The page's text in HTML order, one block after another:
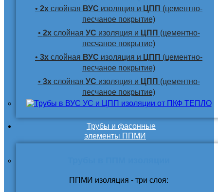
• 2х слойная ВУС изоляция и ЦПП (цементно-
песчаное покрытие)
• 2хслойная УС изоляция и ЦПП (цементно-
песчаное покрытие)
• 3х слойная ВУС изоляция и ЦПП (цементно-
песчаное покрытие)
• 3хслойная УС изоляция и ЦПП (цементно-
песчаное покрытие)
Трубы и фасонные
элементы ППМИ
ППМИ изоляция - три слоя: